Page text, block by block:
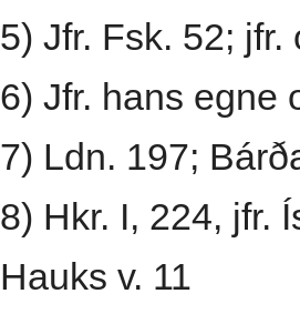
5) Jfr. Fsk. 52; jfr.
6) Jfr. hans egne
7) Ldn. 197;
8) Hkr. I, 224, jfr.
Hauks v. 11